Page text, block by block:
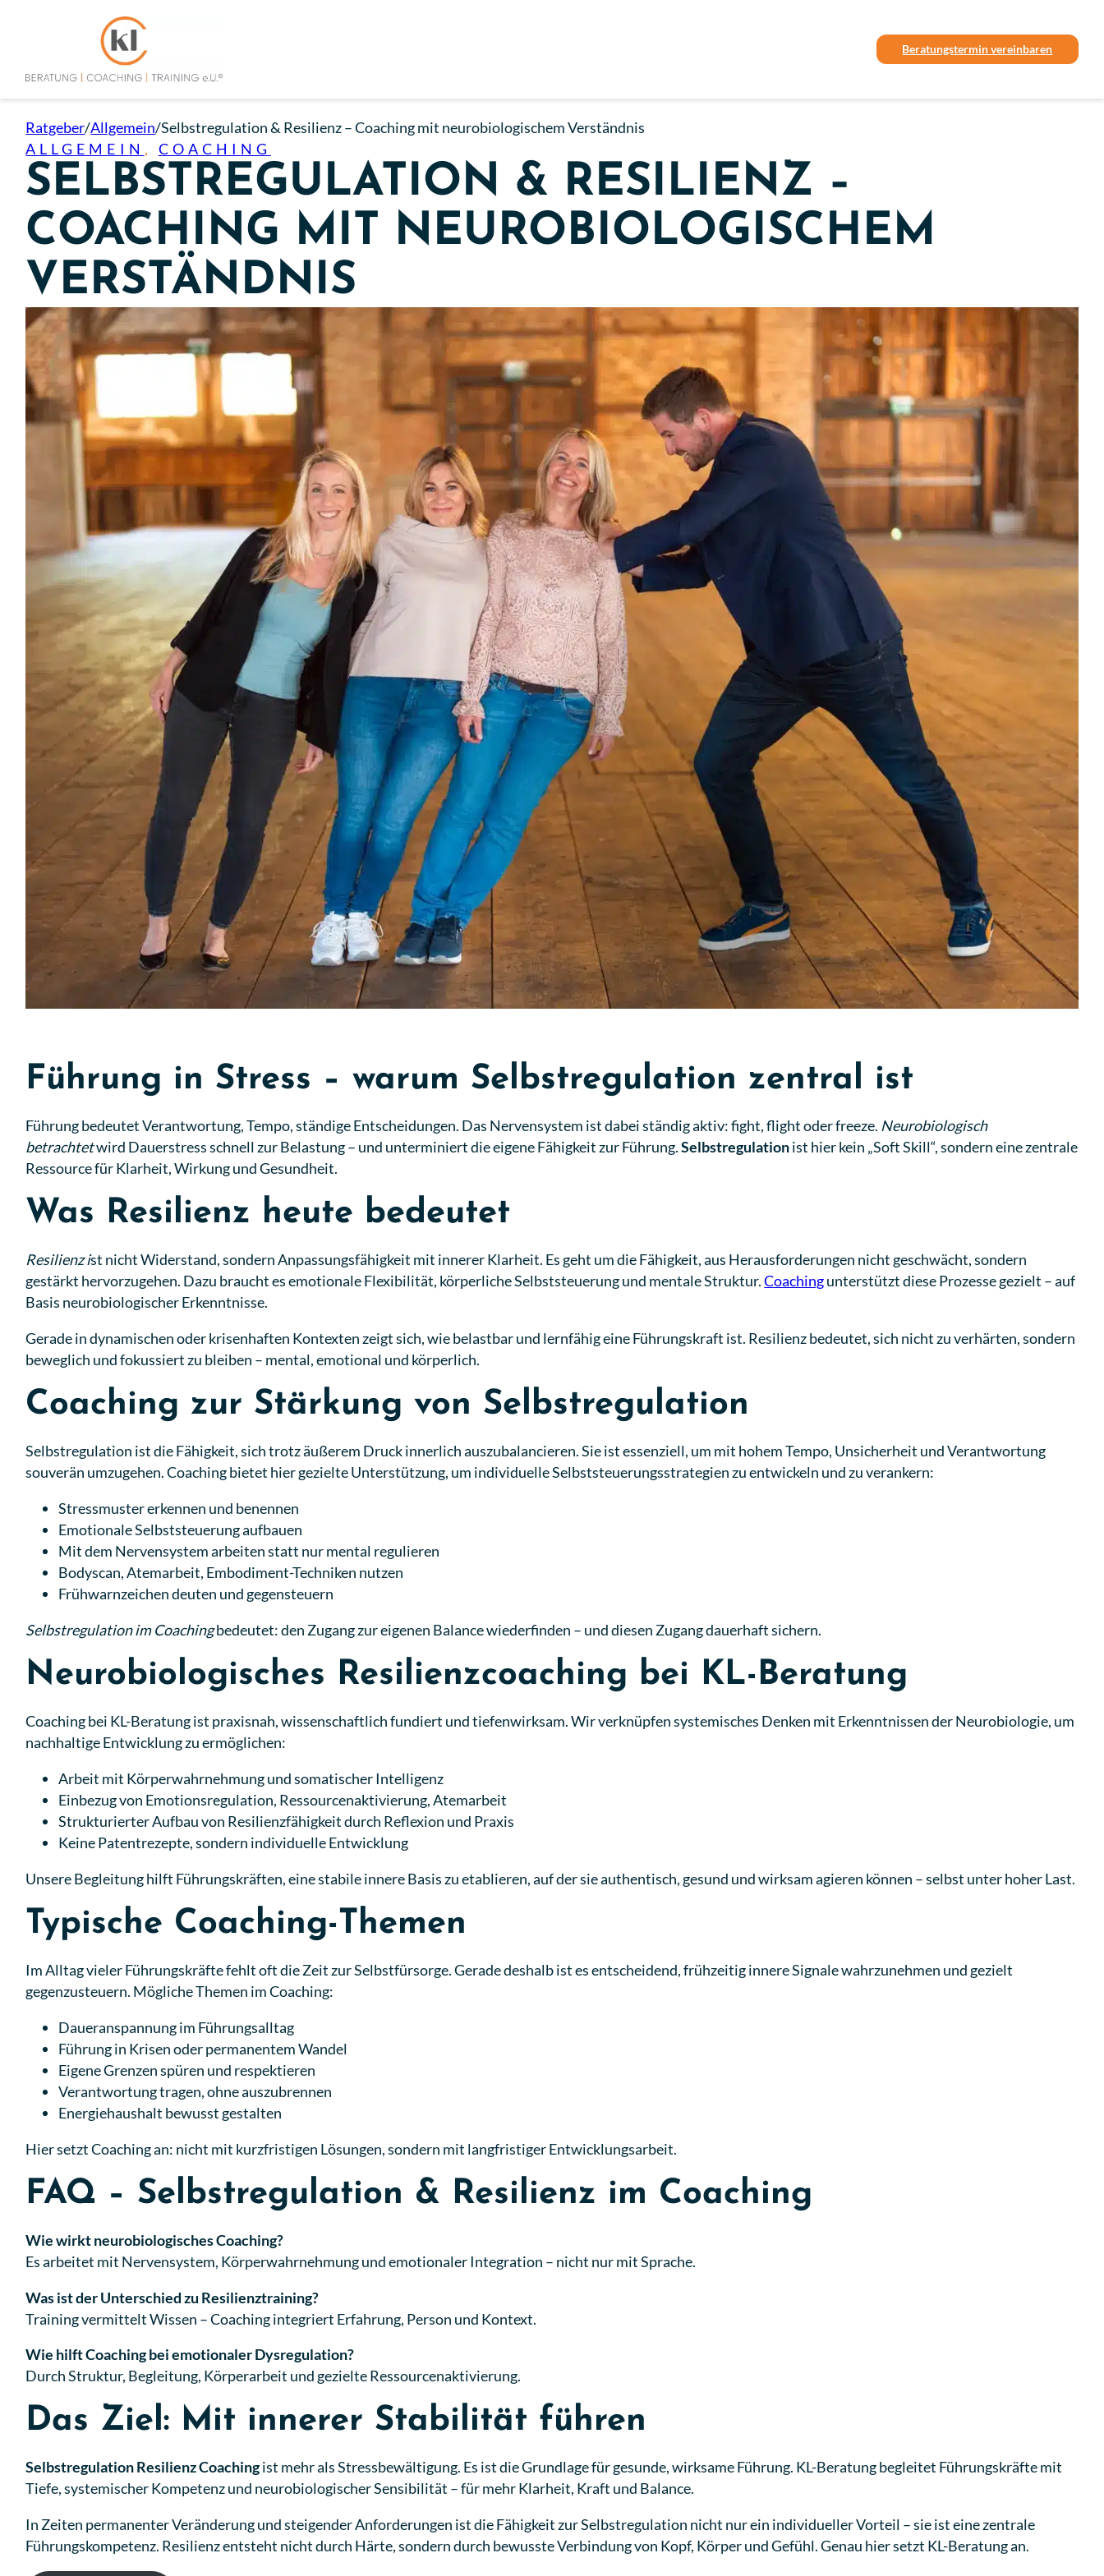
Beratungstermin vereinbaren
Ratgeber/Allgemein/Selbstregulation & Resilienz – Coaching mit neurobiologischem Verständnis
ALLGEMEIN , COACHING
SELBSTREGULATION & RESILIENZ –
COACHING MIT NEUROBIOLOGISCHEM
VERSTÄNDNIS
Führung in Stress – warum Selbstregulation zentral ist
Führung bedeutet Verantwortung, Tempo, ständige Entscheidungen. Das Nervensystem ist dabei ständig aktiv: fight, flight oder freeze. Neurobiologisch
betrachtetwird Dauerstress schnell zur Belastung – und unterminiert die eigene Fähigkeit zur Führung.Selbstregulationist hier kein „Soft Skill“, sondern eine zentrale
Ressource für Klarheit, Wirkung und Gesundheit.
Was Resilienz heute bedeutet
Resilienzist nicht Widerstand, sondern Anpassungsfähigkeit mit innerer Klarheit. Es geht um die Fähigkeit, aus Herausforderungen nicht geschwächt, sondern
gestärkt hervorzugehen. Dazu braucht es emotionale Flexibilität, körperliche Selbststeuerung und mentale Struktur.Coachingunterstützt diese Prozesse gezielt – auf
Basis neurobiologischer Erkenntnisse.
Gerade in dynamischen oder krisenhaften Kontexten zeigt sich, wie belastbar und lernfähig eine Führungskraft ist. Resilienz bedeutet, sich nicht zu verhärten, sondern
beweglich und fokussiert zu bleiben – mental, emotional und körperlich.
Coaching zur Stärkung von Selbstregulation
Selbstregulation ist die Fähigkeit, sich trotz äußerem Druck innerlich auszubalancieren. Sie ist essenziell, um mit hohem Tempo, Unsicherheit und Verantwortung
souverän umzugehen. Coaching bietet hier gezielte Unterstützung, um individuelle Selbststeuerungsstrategien zu entwickeln und zu verankern:
Stressmuster erkennen und benennen
Emotionale Selbststeuerung aufbauen
Mit dem Nervensystem arbeitenstatt nur mental regulieren
Bodyscan, Atemarbeit, Embodiment-Techniken nutzen
Frühwarnzeichen deuten und gegensteuern
Selbstregulation im Coachingbedeutet: den Zugang zur eigenen Balance wiederfinden – und diesen Zugang dauerhaft sichern.
Neurobiologisches Resilienzcoaching bei KL-Beratung
Coaching bei KL-Beratung ist praxisnah, wissenschaftlich fundiert und tiefenwirksam. Wir verknüpfen systemisches Denken mit Erkenntnissen der Neurobiologie, um
nachhaltige Entwicklung zu ermöglichen:
Arbeit mit Körperwahrnehmung und somatischer Intelligenz
Einbezug von Emotionsregulation, Ressourcenaktivierung, Atemarbeit
Strukturierter Aufbau von Resilienzfähigkeit durch Reflexion und Praxis
Keine Patentrezepte, sondern individuelle Entwicklung
Unsere Begleitung hilft Führungskräften, eine stabile innere Basis zu etablieren, auf der sie authentisch, gesund und wirksam agieren können – selbst unter hoher Last.
Typische Coaching-Themen
Im Alltag vieler Führungskräfte fehlt oft die Zeit zur Selbstfürsorge. Gerade deshalb ist es entscheidend, frühzeitig innere Signale wahrzunehmen und gezielt
gegenzusteuern. Mögliche Themen im Coaching:
Daueranspannung im Führungsalltag
Führung in Krisen oder permanentem Wandel
Eigene Grenzen spüren und respektieren
Verantwortung tragen, ohne auszubrennen
Energiehaushalt bewusst gestalten
Hier setzt Coaching an: nicht mit kurzfristigen Lösungen, sondern mit langfristiger Entwicklungsarbeit.
FAQ – Selbstregulation & Resilienz im Coaching
Wie wirkt neurobiologisches Coaching?
Es arbeitet mit Nervensystem, Körperwahrnehmung und emotionaler Integration – nicht nur mit Sprache.
Was ist der Unterschied zu Resilienztraining?
Training vermittelt Wissen – Coaching integriert Erfahrung, Person und Kontext.
Wie hilft Coaching bei emotionaler Dysregulation?
Durch Struktur, Begleitung, Körperarbeit und gezielte Ressourcenaktivierung.
Das Ziel: Mit innerer Stabilität führen
Selbstregulation Resilienz Coachingist mehr als Stressbewältigung. Es ist die Grundlage für gesunde, wirksame Führung. KL-Beratung begleitet Führungskräfte mit
Tiefe, systemischer Kompetenz und neurobiologischer Sensibilität – für mehr Klarheit, Kraft und Balance.
In Zeiten permanenter Veränderung und steigender Anforderungen ist die Fähigkeit zur Selbstregulation nicht nur ein individueller Vorteil – sie ist eine zentrale
Führungskompetenz. Resilienz entsteht nicht durch Härte, sondern durch bewusste Verbindung von Kopf, Körper und Gefühl. Genau hier setzt KL-Beratung an.